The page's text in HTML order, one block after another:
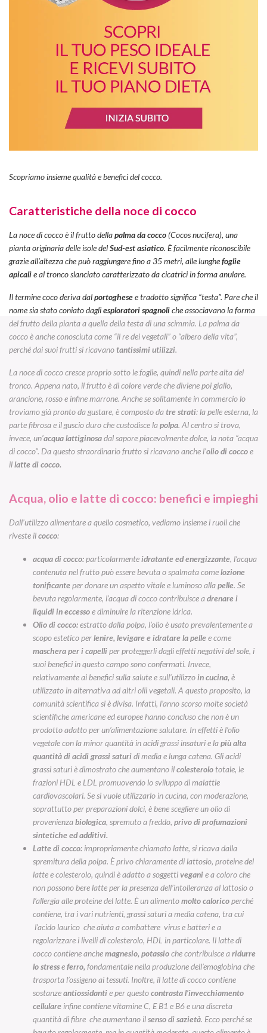
Scopriamo insieme qualità e benefici del cocco.
Caratteristiche della noce di cocco
La noce di cocco è il frutto dellapalma da cocco(Cocos nucifera), una
pianta originaria delle isole delSud-est asiatico. È facilmente riconoscibile
grazie all’altezza che può raggiungere fino a 35 metri, alle lunghefoglie
apicalie al tronco slanciato caratterizzato da cicatrici in forma anulare.
Il terminecocoderiva dalportoghesee tradotto significa “testa”. Pare che il
nome sia stato coniato dagliesploratori spagnoliche associavano la forma
del frutto della pianta a quella della testa di una scimmia. La palma da
cocco è anche conosciuta come “il re dei vegetali” o “albero della vita”,
perché dai suoi frutti si ricavanotantissimi utilizzi.
La noce di cocco cresce proprio sotto le foglie, quindi nella parte alta del
tronco. Appena nato, il frutto è di colore verde che diviene poi giallo,
arancione, rosso e infine marrone. Anche se solitamente in commercio lo
troviamo già pronto da gustare, è composto datre strati: la pelle esterna, la
parte fibrosa e il guscio duro che custodisce lapolpa. Al centro si trova,
invece, un’acqua lattiginosadal sapore piacevolmente dolce, la nota “acqua
di cocco”. Da questo straordinario frutto si ricavano anche l’olio di coccoe
illatte di cocco.
Acqua, olio e latte di cocco: benefici e impieghi
Dall’utilizzo alimentare a quello cosmetico, vediamo insieme i ruoli che
riveste ilcocco:
acqua di cocco:particolarmenteidratante ed energizzante, l’acqua
contenuta nel frutto può essere bevuta o spalmata comelozione
tonificanteper donare un aspetto vitale e luminoso allapelle. Se
bevuta regolarmente, l’acqua di cocco contribuisce adrenare i
liquidi in eccessoe diminuire la ritenzione idrica.
Olio di cocco:estratto dalla polpa, l’olio è usato prevalentemente a
scopo estetico perlenire, levigare e idratare la pellee come
maschera per i capelliper proteggerli dagli effetti negativi del sole, i
suoi benefici in questo campo sono confermati. Invece,
relativamente ai benefici sulla salute e sull’utilizzoin cucina, è
utilizzato in alternativa ad altri olii vegetali. A questo proposito, la
comunità scientifica si è divisa. Infatti, l’anno scorso molte società
scientifiche americane ed europee hanno concluso che non è un
prodotto adatto per un’alimentazione salutare. In effetti è l’olio
vegetale con la minor quantità in acidi grassi insaturi e lapiù alta
quantità di acidi grassi saturidi media e lunga catena. Gli acidi
grassi saturi è dimostrato che aumentano ilcolesterolototale, le
frazioni HDL e LDL promuovendo lo sviluppo di malattie
cardiovascolari. Se si vuole utilizzarlo in cucina, con moderazione,
soprattutto per preparazioni dolci, è bene scegliere un olio di
provenienzabiologica, spremuto a freddo, privo di profumazioni
sintetiche ed additivi.
Latte di cocco: impropriamente chiamato latte, si ricava dalla
spremitura della polpa. È privo chiaramente di lattosio, proteine del
latte e colesterolo, quindi è adatto a soggettiveganie a coloro che
non possono bere latte per la presenza dell’intolleranza al lattosio o
l’allergia alle proteine del latte. È un alimentomolto caloricoperché
contiene, tra i vari nutrienti, grassi saturi a media catena, tra cui
l’acido laurico che aiuta a combattere virus e batteri e a
regolarizzare i livelli di colesterolo, HDL in particolare. Il latte di
cocco contiene anchemagnesio, potassioche contribuisce aridurre
lo stresseferro, fondamentale nella produzione dell’emoglobina che
trasporta l’ossigeno ai tessuti. Inoltre, il latte di cocco contiene
sostanzeantiossidantie per questocontrasta l’invecchiamento
cellulare infine contiene vitamine C, E B1 e B6 e una discreta
quantità di fibre che aumentano ilsenso di sazietà. Ecco perché se